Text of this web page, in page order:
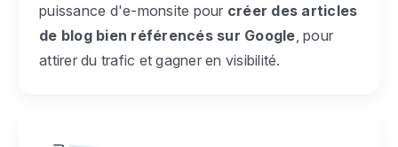
puissance d'e-monsite pour créer des articles
de blog bien référencés sur Google , pour
attirer du trafic et gagner en visibilité.